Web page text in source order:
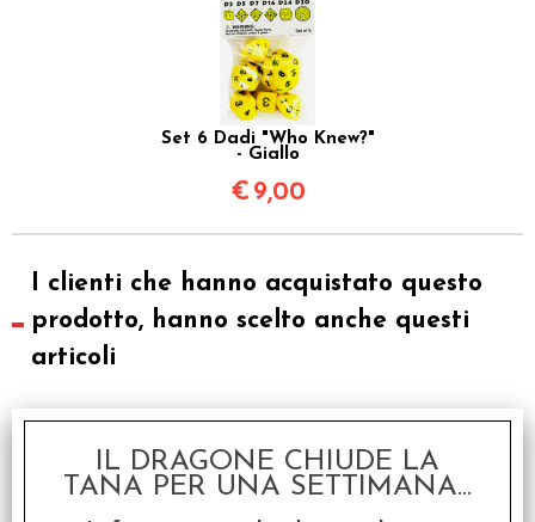
Set 6 Dadi "Who Knew?"
- Giallo
€ 9,00
I clienti che hanno acquistato questo
prodotto, hanno scelto anche questi
articoli
IL DRAGONE CHIUDE LA
TANA PER UNA SETTIMANA...